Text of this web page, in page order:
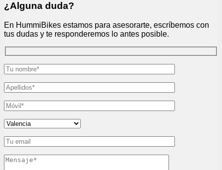
¿Alguna duda?
En HummiBikes estamos para asesorarte, escríbemos con
tus dudas y te responderemos lo antes posible.